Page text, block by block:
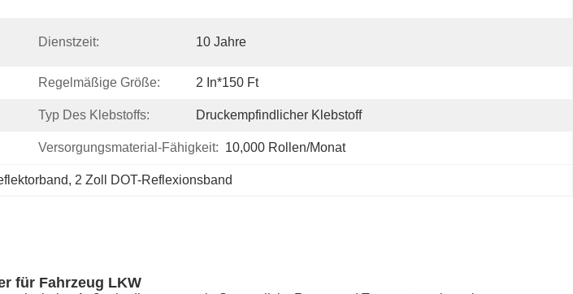
Dienstzeit: 10 Jahre
Regelmäßige Größe: 2 In*150 Ft
Typ Des Klebstoffs: Druckempfindlicher Klebstoff
Versorgungsmaterial-Fähigkeit: 10,000 Rollen/Monat
, 2 Zoll DOT-Reflexionsband
für Fahrzeug LKW